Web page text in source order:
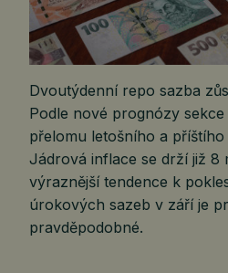
Dvoutýdenní repo sazba
Podle nové prognózy
přelomu letošního a
Jádrová inflace se drží již 8
výraznější tendence k
úrokových sazeb v září je
pravděpodobné.